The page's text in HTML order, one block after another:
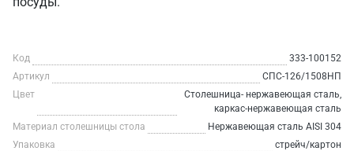
Код
333-100152
Артикул
СПС-126/1508НП
Цвет
Столешница- нержавеющая сталь,
каркас-нержавеющая сталь
Материал столешницы стола
Нержавеющая сталь AISI 304
Упаковка
стрейч/картон